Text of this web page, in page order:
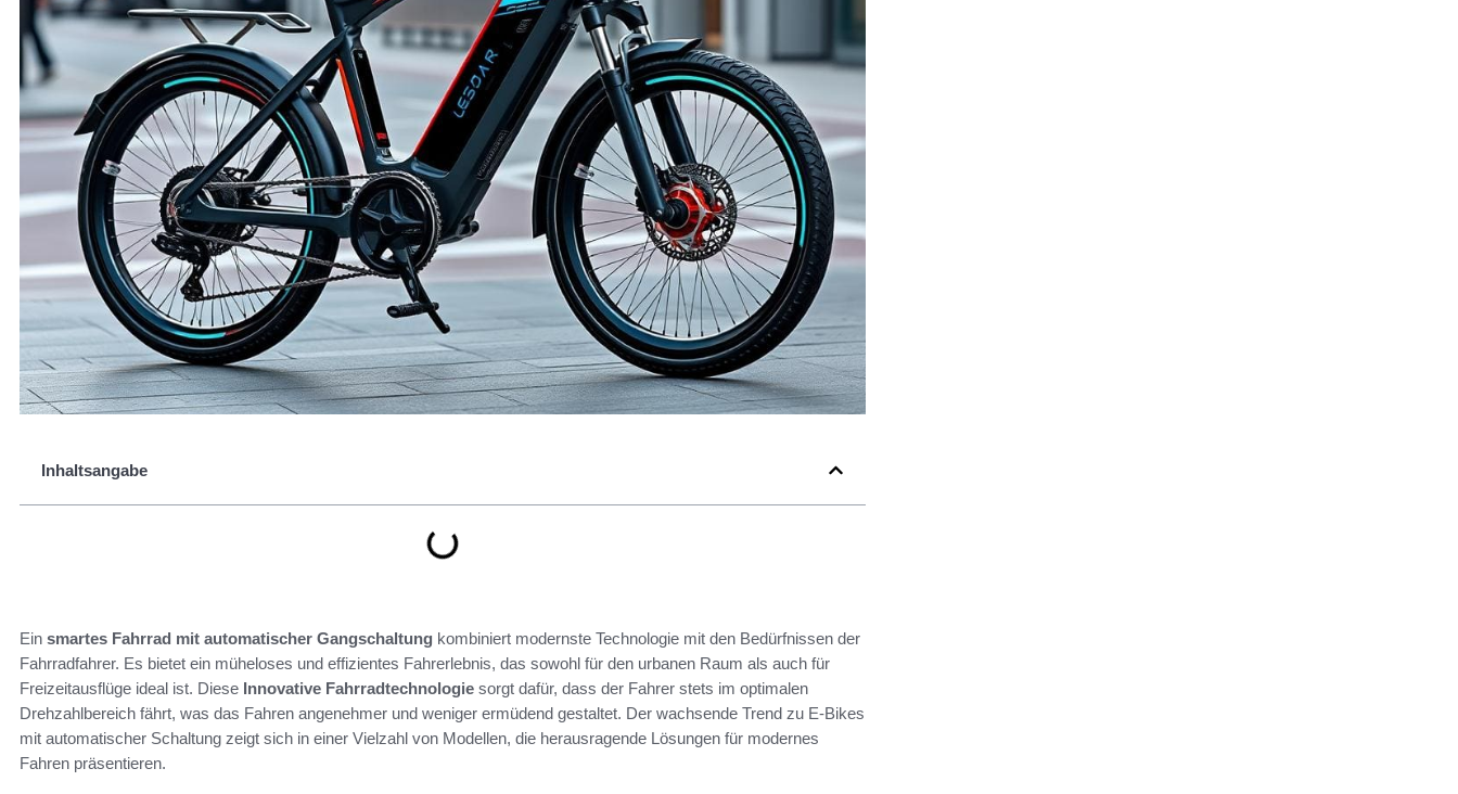
Inhaltsangabe
Ein smartes Fahrrad mit automatischer Gangschaltung kombiniert modernste Technologie mit den Bedürfnissen der
Fahrradfahrer. Es bietet ein müheloses und effizientes Fahrerlebnis, das sowohl für den urbanen Raum als auch für
Freizeitausflüge ideal ist. Diese Innovative Fahrradtechnologie sorgt dafür, dass der Fahrer stets im optimalen
Drehzahlbereich fährt, was das Fahren angenehmer und weniger ermüdend gestaltet. Der wachsende Trend zu E-Bikes
mit automatischer Schaltung zeigt sich in einer Vielzahl von Modellen, die herausragende Lösungen für modernes
Fahren präsentieren.